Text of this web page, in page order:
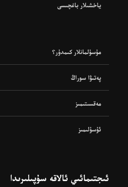
ياخشىلار باغچىسى
مۇسۇلمانلار كىمدۇر؟
پەتىۋا سوراڭ
مەقسىتىمىز
ئۇسۇلىمىز
ئىجتىمائىي ئالاقە سۇپىلىرىدا